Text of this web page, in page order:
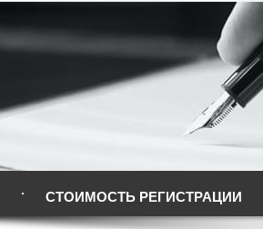
СТОИМОСТЬ РЕГИСТРАЦИИ